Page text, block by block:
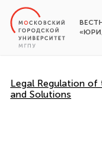
Legal Regulation of
and Solutions